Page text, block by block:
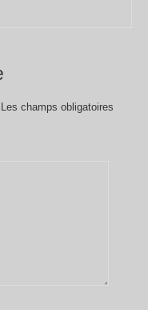
Les champs obligatoires